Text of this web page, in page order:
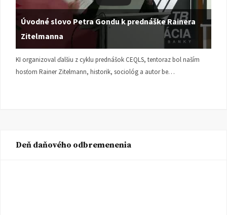
Úvodné slovo Petra Gondu k prednáške Rainera
Zitelmanna
KI organizoval ďalšiu z cyklu prednášok CEQLS, tentoraz bol naším
hosťom Rainer Zitelmann, historik, sociológ a autor be…
Deň daňového odbremenenia